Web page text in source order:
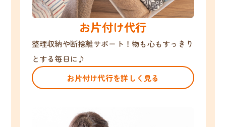
お片付け代行
整理収納や断捨離サポート！物も心もすっきり
とする毎日に♪
お片付け代行を詳しく見る